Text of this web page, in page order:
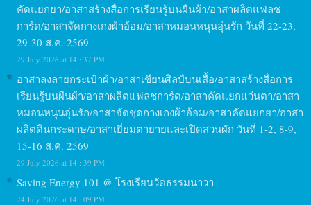
คัดแยกยา/อาสาสร้างสื่อการเรียนรู้บนผืนผ้า/อาสาผลิตแฟลช
การ์ด/อาสาจัดกางเกงผ้าอ้อม/อาสาหมอนหนุนอุ่นรัก วันที่ 22-23,
29-30 ส.ค. 2569
29 July 2026 at 14 : 37 PM
อาสาลงลายกระเป๋าผ้า/อาสาเขียนศิลป์บนเสื้อ/อาสาสร้างสื่อการ
เรียนรู้บนผืนผ้า/อาสาผลิตแฟลชการ์ด/อาสาคัดแยกแว่นตา/อาสา
หมอนหนุนอุ่นรัก/อาสาจัดชุดกางเกงผ้าอ้อม/อาสาคัดแยกยา/อาสา
ผลิตดินกระดาษ/อาสาเยี่ยมตายายและเปิดสวนผัก วันที่ 1-2, 8-9,
15-16 ส.ค. 2569
29 July 2026 at 14 : 39 PM
Saving Energy 101 @ โรงเรียนวัดธรรมนาวา
24 July 2026 at 14 : 09 PM